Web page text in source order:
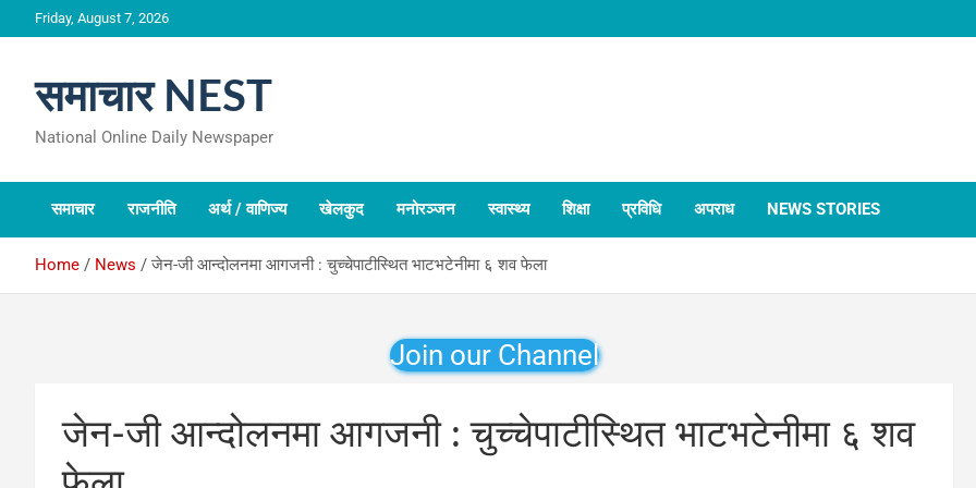
to
Friday, August 7, 2026
समाचार NEST
National Online Daily Newspaper
समाचार राजनीति अर्थ / वाणिज्य खेलकुद मनोरञ्जन स्वास्थ्य शिक्षा प्रविधि अपराध NEWS STORIES
Home News जेन-जी आन्दोलनमा आगजनी : चुच्चेपाटीस्थित भाटभटेनीमा ६ शव फेला
Join our Channel
जेन-जी आन्दोलनमा आगजनी : चुच्चेपाटीस्थित भाटभटेनीमा ६ शव